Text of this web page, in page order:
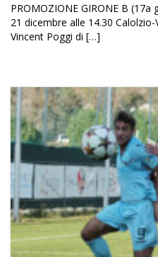
PROMOZIONE GIRONE B
21 dicembre alle 14.30
Vincent Poggi di […]